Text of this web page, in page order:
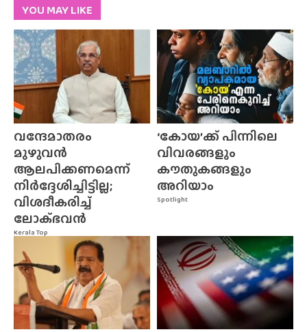
YOU MAY LIKE
Kerala Top
വന്ദേമാതരം
മുഴുവൻ
ആലപിക്കണമെന്ന്
നിർദ്ദേശിച്ചിട്ടില്ല;
വിശദീകരിച്ച്
ലോക്‌ഭവൻ
Spotlight
‘കോയ’ക്ക് പിന്നിലെ
വിവരങ്ങളും
കൗതുകങ്ങളും
അറിയാം